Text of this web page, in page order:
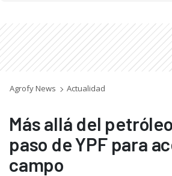
Agrofy News Actualidad
Más allá del
paso de YPF para
campo